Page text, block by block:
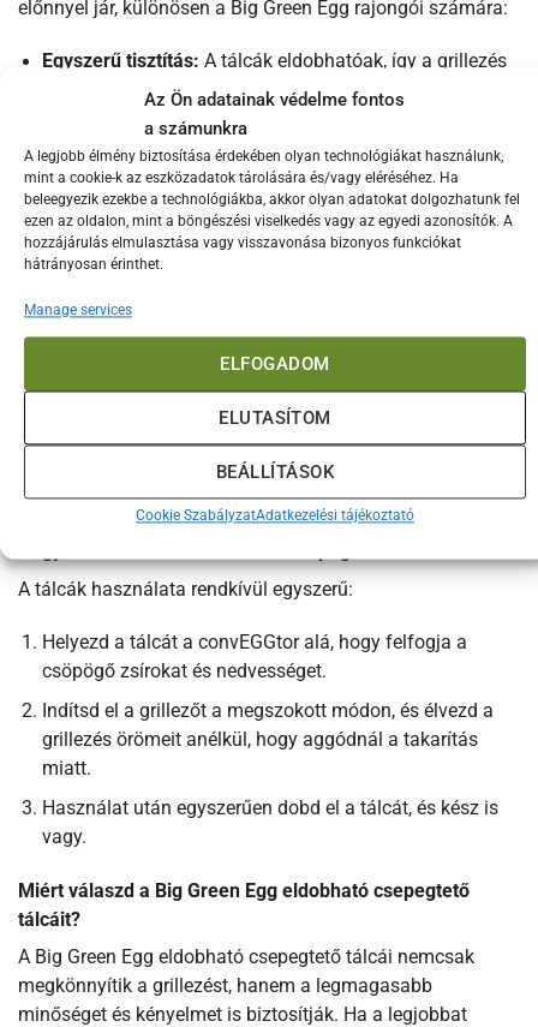
Az Ön adatainak védelme fontos
a számunkra
A legjobb élmény biztosítása érdekében olyan technológiákat használunk,
mint a cookie-k az eszközadatok tárolására és/vagy eléréséhez. Ha
beleegyezik ezekbe a technológiákba, akkor olyan adatokat dolgozhatunk fel
ezen az oldalon, mint a böngészési viselkedés vagy az egyedi azonosítók. A
hozzájárulás elmulasztása vagy visszavonása bizonyos funkciókat
hátrányosan érinthet.
Manage services
ELFOGADOM
ELUTASÍTOM
BEÁLLÍTÁSOK
Cookie SzabályzatAdatkezelési tájékoztató
előnnyel jár, különösen a Big Green Egg rajongói számára:
Egyszerű tisztítás: A tálcák eldobhatóak, így a grillezés
után nincs szükség hosszas takarításra. Egyszerűen
dobd el a használt tálcát, és élvezd a tiszta grillezőt
minden alkalommal.
Védelem a convEGGtor számára:A tálcák megvédik a
convEGGtorodat a zsírtól és más szennyeződésektől, így
hosszabb ideig használhatod azt tisztán és
karbantartás nélkül.
Hőálló kialakítás:
a tálcák ellenálljanak a magas hőmérsékletnek, így
biztonságosan használhatók bármilyen grillezési vagy
Kényelmes és praktikus:Az eldobható kialakítás révén
mindig kéznél lehet egy tiszta tálca, ami azonnal
használatra kész.
A tálcák használata rendkívül egyszerű:
Helyezd a tálcát a convEGGtor alá, hogy felfogja a
csöpögő zsírokat és nedvességet.
Indítsd el a grillezőt a megszokott módon, és élvezd a
grillezés örömeit anélkül, hogy aggódnál a takarítás
miatt.
Használat után egyszerűen dobd el a tálcát, és kész is
vagy.
Miért válaszd a Big Green Egg eldobható csepegtető
tálcáit?
A Big Green Egg eldobható csepegtető tálcái nemcsak
megkönnyítik a grillezést, hanem a legmagasabb
minőséget és kényelmet is biztosítják. Ha a legjobbat